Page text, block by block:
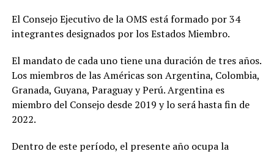
El Consejo Ejecutivo de la OMS está formado por 34
integrantes designados por los Estados Miembro.
El mandato de cada uno tiene una duración de tres años.
Los miembros de las Américas son Argentina, Colombia,
Granada, Guyana, Paraguay y Perú. Argentina es
miembro del Consejo desde 2019 y lo será hasta fin de
2022.
Dentro de este período, el presente año ocupa la